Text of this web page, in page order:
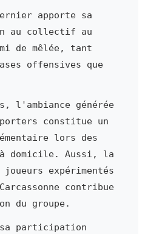
apporte sa
au collectif au
de mêlée, tant
offensives que
l'ambiance générée
constitue un
lors des
domicile. Aussi, la
joueurs expérimentés
contribue
du groupe.
sa participation